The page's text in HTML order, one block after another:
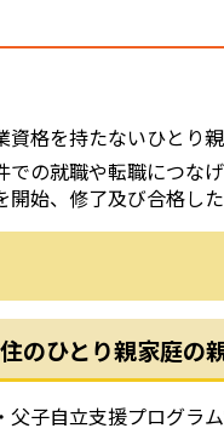
資格を持たないひとり
での就職や転職につな
開始、修了及び合格し
のひとり親家庭の
子自立支援プログラ